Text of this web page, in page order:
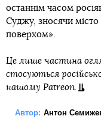
останнім часом
Суджу, зносячи
поверхом».
Це лише частина
стосуються
нашому Patreon.
Автор: Антон